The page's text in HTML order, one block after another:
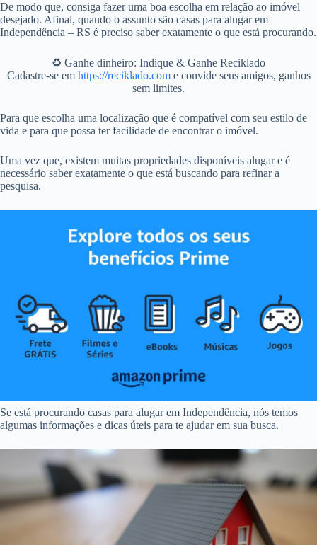
De modo que, consiga fazer uma boa escolha em relação ao imóvel
desejado. Afinal, quando o assunto são casas para alugar em
Independência – RS é preciso saber exatamente o que está procurando.
♻️ Ganhe dinheiro: Indique & Ganhe Reciklado
Cadastre-se em https://reciklado.come convide seus amigos, ganhos
sem limites.
Para que escolha uma localização que é compatível com seu estilo de
vida e para que possa ter facilidade de encontrar o imóvel.
Uma vez que, existem muitas propriedades disponíveis alugar e é
necessário saber exatamente o que está buscando para refinar a
pesquisa.
Se está procurando casas para alugar em Independência, nós temos
algumas informações e dicas úteis para te ajudar em sua busca.